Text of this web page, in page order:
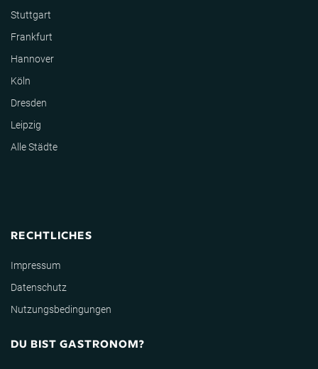
Stuttgart
Frankfurt
Hannover
Köln
Dresden
Leipzig
Alle Städte
RECHTLICHES
Impressum
Datenschutz
Nutzungsbedingungen
DU BIST GASTRONOM?